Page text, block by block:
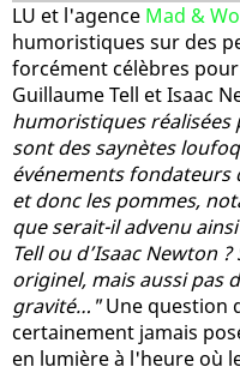
LU et l'agence Mad &
humoristiques sur des
forcément célèbres
Guillaume Tell et Isaac
humoristiques réalisées
sont des saynètes
événements fondateurs
et donc les pommes,
que serait-il advenu
Tell ou d’Isaac Newton
originel, mais aussi pas
gravité…"Une question
certainement jamais
en lumière à l'heure où